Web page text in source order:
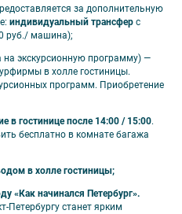
отель Yard Residence 4*.
дня тура.
/ 15:00, выезд —
за дополнительную
индивидуальный трансфер с
руб./ машина);
на экскурсионную программу) —
в холле гостиницы.
программ. Приобретение
в гостинице после 14:00 / 15:00.
бесплатно в комнате багажа
в холле гостиницы;
«Как начинался Петербург».
Петербургу станет ярким